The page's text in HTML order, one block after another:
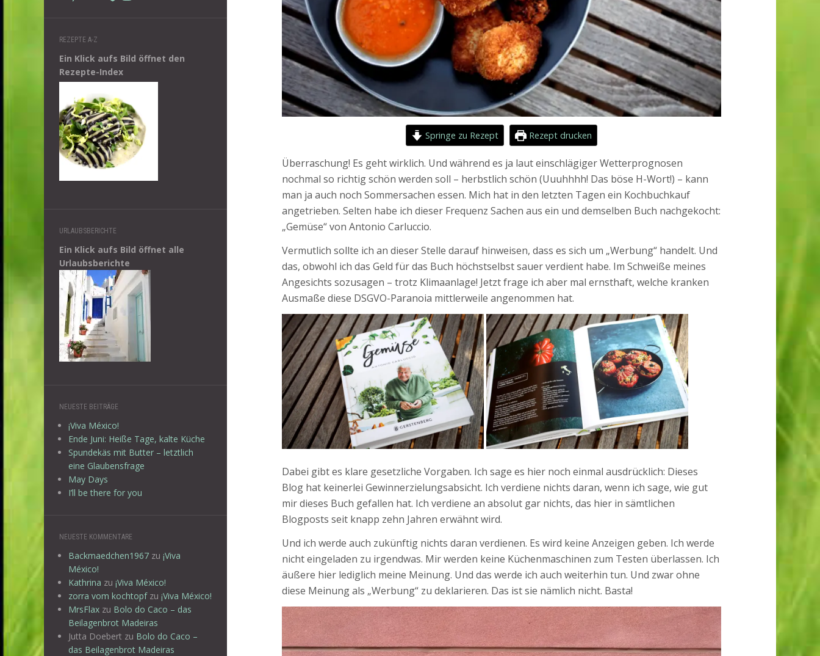
REZEPTE A-Z
Ein Klick aufs Bild öffnet den
Rezepte-Index
URLAUBSBERICHTE
Ein Klick aufs Bild öffnet alle
Urlaubsberichte
NEUESTE BEITRÄGE
¡Viva México!
Ende Juni: Heiße Tage, kalte Küche
Spundekäs mit Butter – letztlich
eine Glaubensfrage
May Days
I’ll be there for you
NEUESTE KOMMENTARE
Backmaedchen1967 zu ¡Viva
México!
Kathrina zu ¡Viva México!
zorra vom kochtopfzu ¡Viva México!
MrsFlax zu Bolo do Caco – das
Beilagenbrot Madeiras
Jutta Doebert zu Bolo do Caco –
das Beilagenbrot Madeiras
Springe zu Rezept Rezept drucken
Überraschung! Es geht wirklich. Und während es ja laut einschlägiger Wetterprognosen
nochmal so richtig schön werden soll – herbstlich schön (Uuuhhhh! Das böse H-Wort!) – kann
man ja auch noch Sommersachen essen. Mich hat in den letzten Tagen ein Kochbuchkauf
angetrieben. Selten habe ich dieser Frequenz Sachen aus ein und demselben Buch nachgekocht:
„Gemüse“ von Antonio Carluccio.
Vermutlich sollte ich an dieser Stelle darauf hinweisen, dass es sich um „Werbung“ handelt. Und
das, obwohl ich das Geld für das Buch höchstselbst sauer verdient habe. Im Schweiße meines
Angesichts sozusagen – trotz Klimaanlage! Jetzt frage ich aber mal ernsthaft, welche kranken
Ausmaße diese DSGVO-Paranoia mittlerweile angenommen hat.
Dabei gibt es klare gesetzliche Vorgaben. Ich sage es hier noch einmal ausdrücklich: Dieses
Blog hat keinerlei Gewinnerzielungsabsicht. Ich verdiene nichts daran, wenn ich sage, wie gut
mir dieses Buch gefallen hat. Ich verdiene an absolut gar nichts, das hier in sämtlichen
Blogposts seit knapp zehn Jahren erwähnt wird.
Und ich werde auch zukünftig nichts daran verdienen. Es wird keine Anzeigen geben. Ich werde
nicht eingeladen zu irgendwas. Mir werden keine Küchenmaschinen zum Testen überlassen. Ich
äußere hier lediglich meine Meinung. Und das werde ich auch weiterhin tun. Und zwar ohne
diese Meinung als „Werbung“ zu deklarieren. Das ist sie nämlich nicht. Basta!